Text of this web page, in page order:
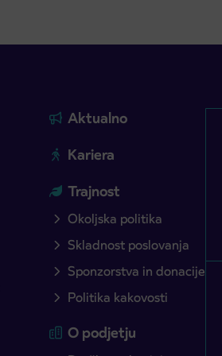
Aktualno
Kariera
Trajnost
Okoljska politika
Skladnost poslovanja
Sponzorstva in donacije
Politika kakovosti
O podjetju